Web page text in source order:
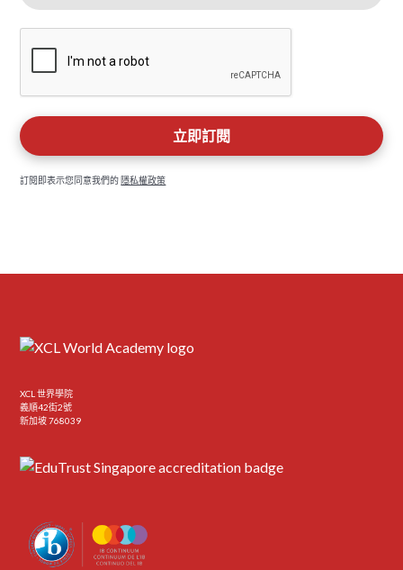
訂閱即表示您同意我們的 隱私權政策
XCL 世界學院
義順42街2號
新加坡 768039